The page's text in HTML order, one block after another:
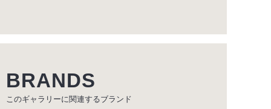
BRANDS
このギャラリーに関連するブランド